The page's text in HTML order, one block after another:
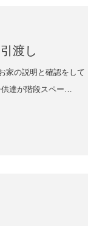
渡し
家の説明と確認をして
供達が階段スペー…